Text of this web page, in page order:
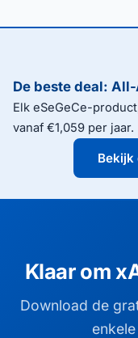
De beste deal:
Elk eSeGeCe-
vanaf €1,059 per jaar.
Bekijk
Klaar om
Download de